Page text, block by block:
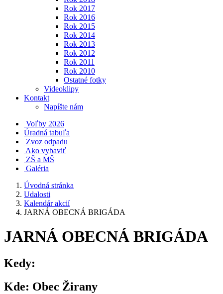
Rok 2017
Rok 2016
Rok 2015
Rok 2014
Rok 2013
Rok 2012
Rok 2011
Rok 2010
Ostatné fotky
Videoklipy
Kontakt
Napíšte nám
Voľby 2026
Úradná tabuľa
Zvoz odpadu
Ako vybaviť
ZŠ a MŠ
Galéria
Úvodná stránka
Udalosti
Kalendár akcií
JARNÁ OBECNÁ BRIGÁDA
JARNÁ OBECNÁ BRIGÁDA
Kedy:
Kde: Obec Žirany